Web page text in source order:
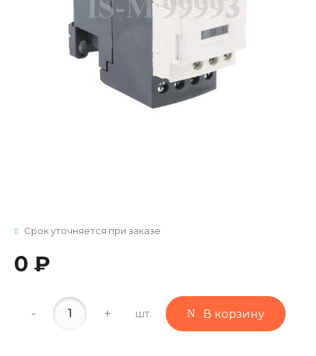
Срок уточняется при заказе
0 ₽
- + шт. В корзину